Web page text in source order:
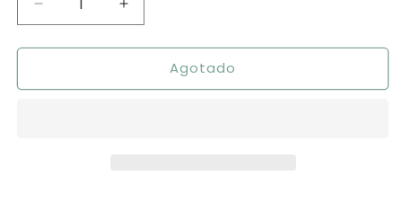
Reducir
cantidad
para
Miedo
Aumentar
cantidad
para
CDMD:
Miedo
Agotado